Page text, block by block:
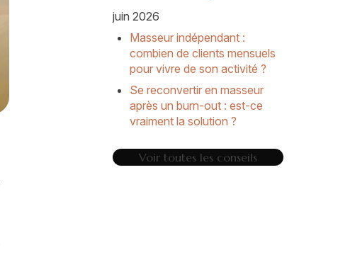
juin 2026
Masseur indépendant :
combien de clients mensuels
pour vivre de son activité ?
Se reconvertir en masseur
après un burn-out : est-ce
vraiment la solution ?
Voir toutes les conseils